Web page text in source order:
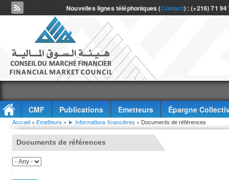
Nouvelles lignes téléphoniques (Contact) : (+216) 71
CMF Publications Emetteurs
Épargne
Accès à l'information
Vous êtes ici
Accueil » Emetteurs » ► Informations financières » Documents de références
Documents de références